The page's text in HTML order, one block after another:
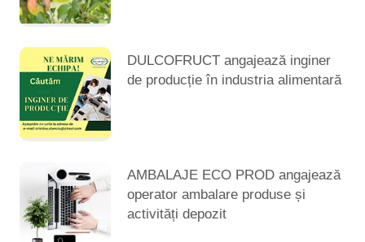
DULCOFRUCT angajează inginer
de producție în industria alimentară
AMBALAJE ECO PROD angajează
operator ambalare produse și
activități depozit